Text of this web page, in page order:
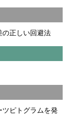
の正しい回避法
ピトグラムを発